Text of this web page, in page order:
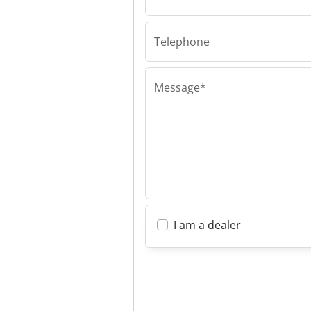
Telephone
Message*
I am a dealer